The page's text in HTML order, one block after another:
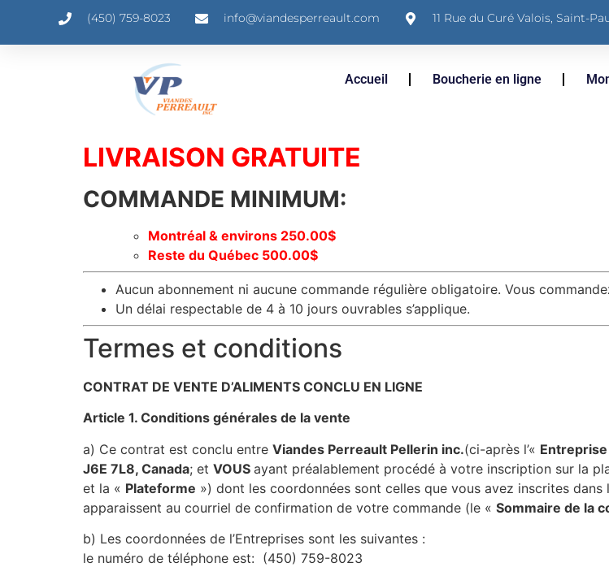
(450) 759-8023 info@viandesperreault.com 11 Rue du Curé Valois, Saint-
Accueil Boucherie en ligne
LIVRAISON GRATUITE
COMMANDE MINIMUM:
Montréal & environs 250.00$
Reste du Québec 500.00$
Aucun abonnement ni aucune commande régulière obligatoire. Vous
Un délai respectable de 4 à 10 jours ouvrables s’applique.
Termes et conditions
CONTRAT DE VENTE D’ALIMENTS CONCLU EN LIGNE
Article 1. Conditions générales de la vente
a) Ce contrat est conclu entre Viandes Perreault Pellerin inc.(ci-après l’« Entreprise
J6E 7L8, Canada; et VOUS ayant préalablement procédé à votre inscription sur la
et la « Plateforme ») dont les coordonnées sont celles que vous avez inscrites
apparaissent au courriel de confirmation de votre commande (le « Sommaire de la
b) Les coordonnées de l’Entreprises sont les suivantes :
le numéro de téléphone est: (450) 759-8023